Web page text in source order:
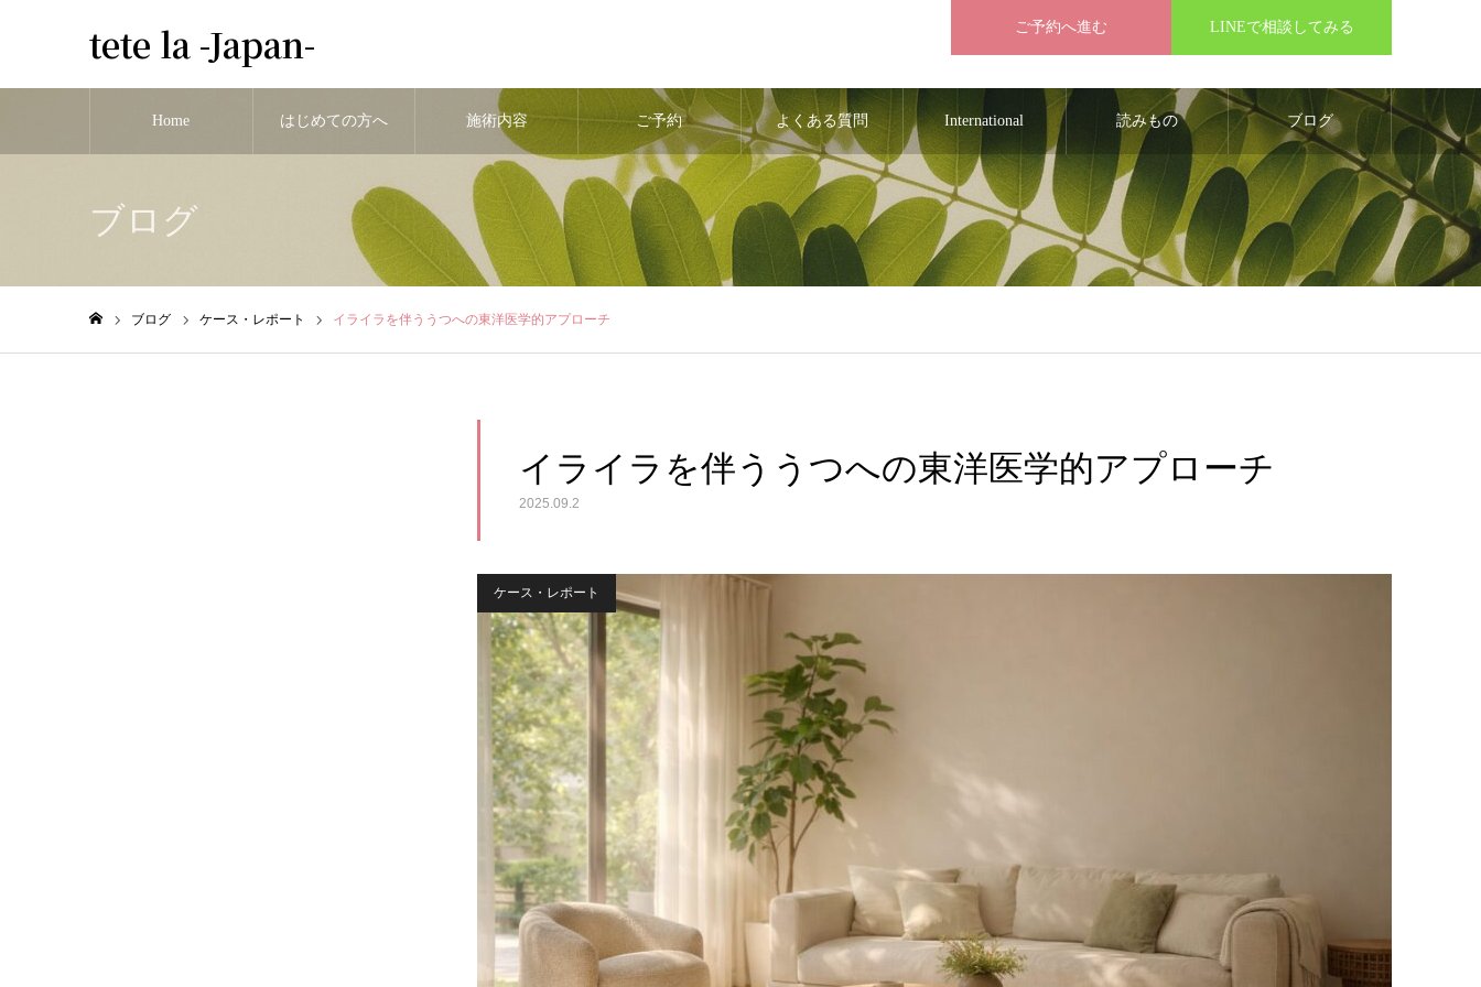
tete la -Japan- ご予約へ進む LINEで相談してみる
Home はじめての方へ 施術内容 ご予約 よくある質問 International 読みもの ブログ
ブログ
ブログ ケース・レポート イライラを伴ううつへの東洋医学的アプローチ
イライラを伴ううつへの東洋医学的アプローチ
2025.09.2
ケース・レポート